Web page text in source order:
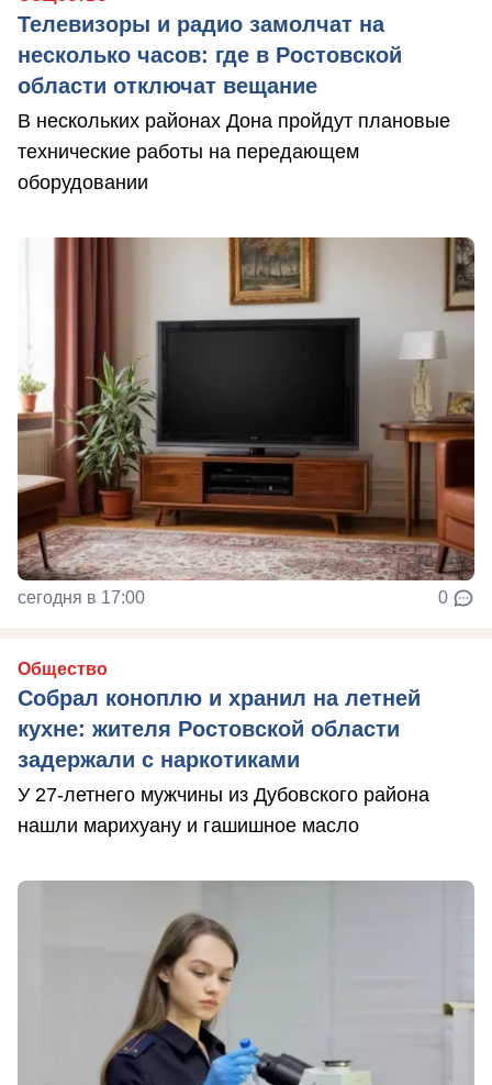
Телевизоры и радио замолчат на
несколько часов: где в Ростовской
области отключат вещание
В нескольких районах Дона пройдут плановые
технические работы на передающем
оборудовании
сегодня в 17:00 0
Общество
Собрал коноплю и хранил на летней
кухне: жителя Ростовской области
задержали с наркотиками
У 27-летнего мужчины из Дубовского района
нашли марихуану и гашишное масло